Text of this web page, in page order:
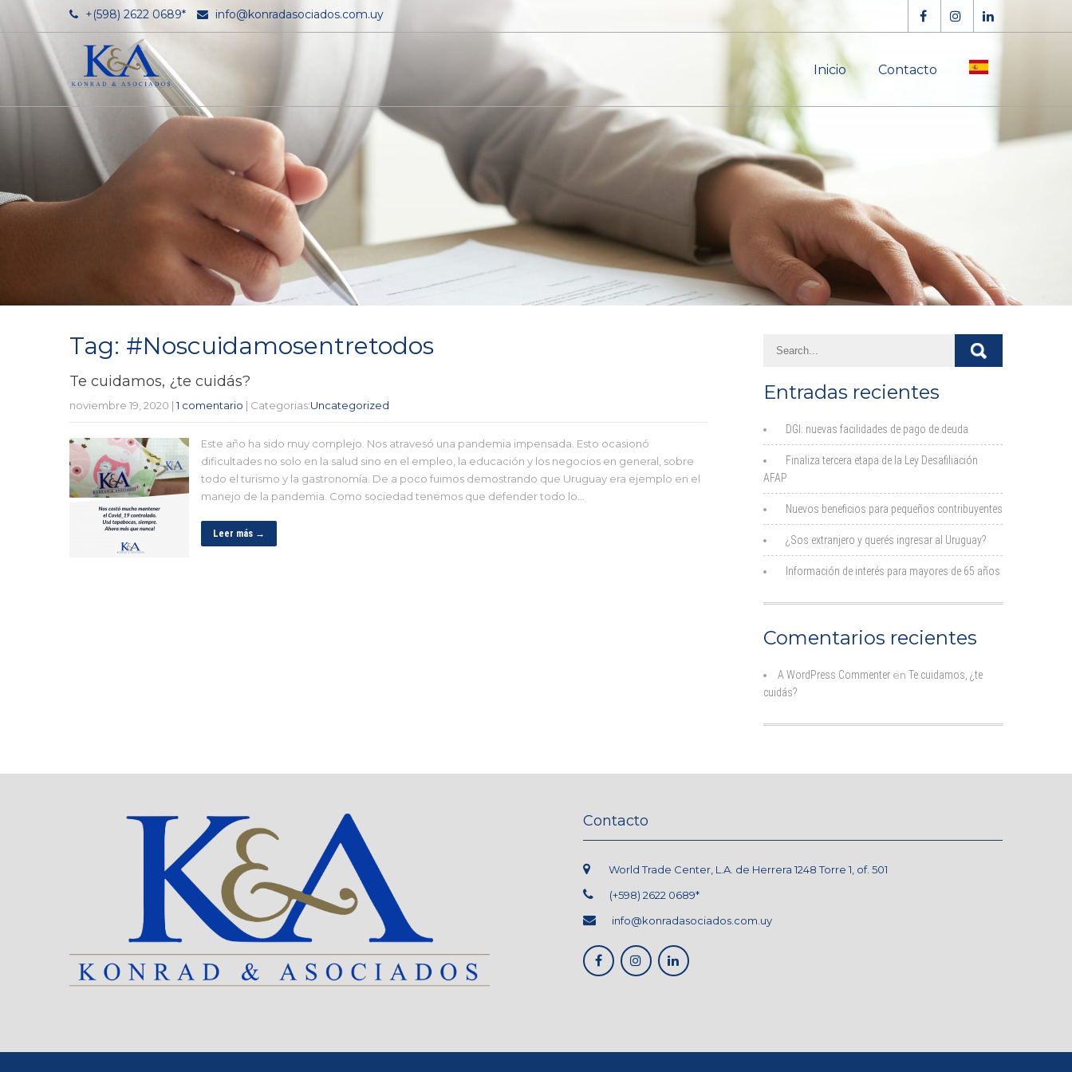
+(598) 2622 0689* info@konradasociados.com.uy
Inicio Contacto
Tag: #Noscuidamosentretodos
Te cuidamos, ¿te cuidás?
noviembre 19, 2020 |1 comentario | Categorias:Uncategorized
Este año ha sido muy complejo. Nos atravesó una pandemia impensada. Esto ocasionó
dificultades no solo en la salud sino en el empleo, la educación y los negocios en general, sobre
todo el turismo y la gastronomía. De a poco fuimos demostrando que Uruguay era ejemplo en el
manejo de la pandemia. Como sociedad tenemos que defender todo lo…
Leer más →
Entradas recientes
DGI: nuevas facilidades de pago de deuda
Finaliza tercera etapa de la Ley Desafiliación
AFAP
Nuevos beneficios para pequeños contribuyentes
¿Sos extranjero y querés ingresar al Uruguay?
Información de interés para mayores de 65 años
Comentarios recientes
A WordPress Commenter en Te cuidamos, ¿te
cuidás?
Contacto
World Trade Center, L.A. de Herrera 1248 Torre 1, of. 501
(+598) 2622 0689*
info@konradasociados.com.uy